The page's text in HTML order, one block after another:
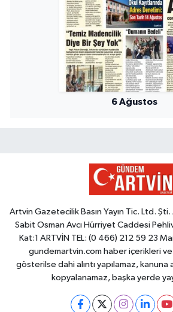
6 Ağustos
Artvin Gazetecilik Basın Yayın Tic. Ltd.
Sabit Osman Avcı Hürriyet Caddesi
Kat:1 ARTVİN TEL: (0 466) 212 59 23
gundemartvin.com haber içerikleri
gösterilse dahi alıntı yapılamaz, kanuna
kopyalanamaz, başka yerde